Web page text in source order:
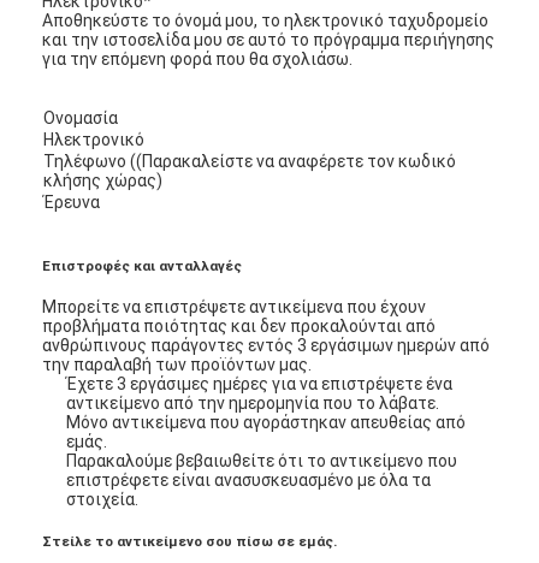
Αποθηκεύστε το όνομά μου, το ηλεκτρονικό ταχυδρομείο
και την ιστοσελίδα μου σε αυτό το πρόγραμμα περιήγησης
για την επόμενη φορά που θα σχολιάσω.
Ονομασία
Ηλεκτρονικό
Τηλέφωνο ((Παρακαλείστε να αναφέρετε τον κωδικό
κλήσης χώρας)
Έρευνα
Επιστροφές και ανταλλαγές
Μπορείτε να επιστρέψετε αντικείμενα που έχουν
προβλήματα ποιότητας και δεν προκαλούνται από
ανθρώπινους παράγοντες εντός 3 εργάσιμων ημερών από
την παραλαβή των προϊόντων μας.
Έχετε 3 εργάσιμες ημέρες για να επιστρέψετε ένα
αντικείμενο από την ημερομηνία που το λάβατε.
Μόνο αντικείμενα που αγοράστηκαν απευθείας από
εμάς.
Παρακαλούμε βεβαιωθείτε ότι το αντικείμενο που
επιστρέφετε είναι ανασυσκευασμένο με όλα τα
στοιχεία.
Στείλε το αντικείμενο σου πίσω σε εμάς.